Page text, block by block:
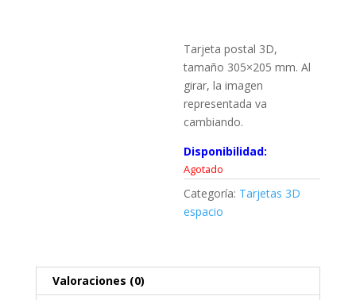
Tarjeta postal 3D,
tamaño 305×205 mm. Al
girar, la imagen
representada va
cambiando.
Disponibilidad:
Agotado
Categoría: Tarjetas 3D
espacio
Valoraciones (0)